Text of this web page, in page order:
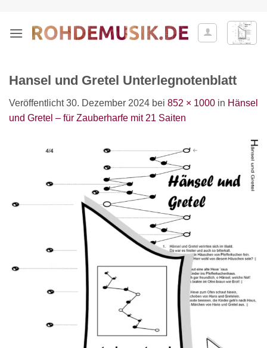
springen
Hansel und Gretel Unterlegnotenblatt
Veröffentlicht30. Dezember 2024 bei 852 × 1000 in Hänsel
und Gretel – für Zauberharfe mit 21 Saiten